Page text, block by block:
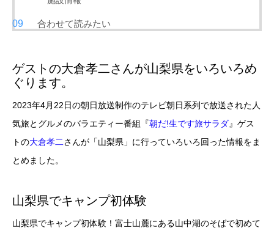
合わせて読みたい
ゲストの大倉孝二さんが山梨県をいろいろめ
ぐります。
2023年4月22日の朝日放送制作のテレビ朝日系列で放送された人
気旅とグルメのバラエティー番組『朝だ!生です旅サラダ』ゲス
トの大倉孝二さんが「山梨県」に行っていろいろ回った情報をま
とめました。
山梨県でキャンプ初体験
山梨県でキャンプ初体験！富士山麓にある山中湖のそばで初めて